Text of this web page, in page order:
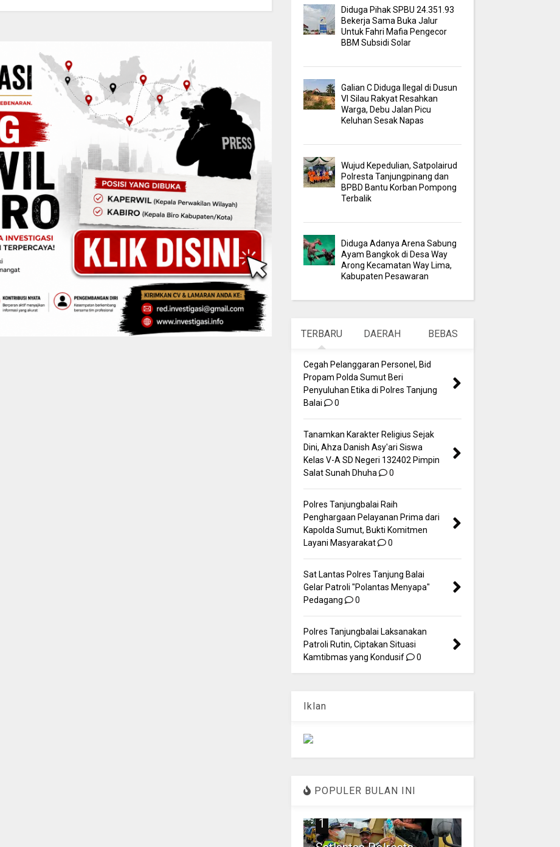
Diduga Pihak SPBU 24.351.93
Bekerja Sama Buka Jalur
Untuk Fahri Mafia Pengecor
BBM Subsidi Solar
Galian C Diduga Ilegal di Dusun
VI Silau Rakyat Resahkan
Warga, Debu Jalan Picu
Keluhan Sesak Napas
Wujud Kepedulian, Satpolairud
Polresta Tanjungpinang dan
BPBD Bantu Korban Pompong
Terbalik
Diduga Adanya Arena Sabung
Ayam Bangkok di Desa Way
Arong Kecamatan Way Lima,
Kabupaten Pesawaran
TERBARU DAERAH BEBAS
Cegah Pelanggaran Personel, Bid
Propam Polda Sumut Beri
Penyuluhan Etika di Polres Tanjung
Balai
0
Tanamkan Karakter Religius Sejak
Dini, Ahza Danish Asy'ari Siswa
Kelas V-A SD Negeri 132402 Pimpin
Salat Sunah Dhuha
0
Polres Tanjungbalai Raih
Penghargaan Pelayanan Prima dari
Kapolda Sumut, Bukti Komitmen
Layani Masyarakat
0
Sat Lantas Polres Tanjung Balai
Gelar Patroli "Polantas Menyapa"
Pedagang
0
Polres Tanjungbalai Laksanakan
Patroli Rutin, Ciptakan Situasi
Kamtibmas yang Kondusif
0
Iklan
POPULER BULAN INI
1